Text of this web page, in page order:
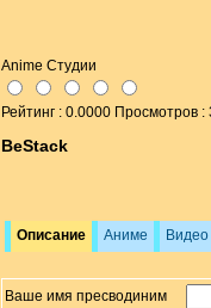
Anime Студии
Рейтинг : 0.0000 Просмотров :
BeStack
Описание Аниме
Ваше имя пресводиним